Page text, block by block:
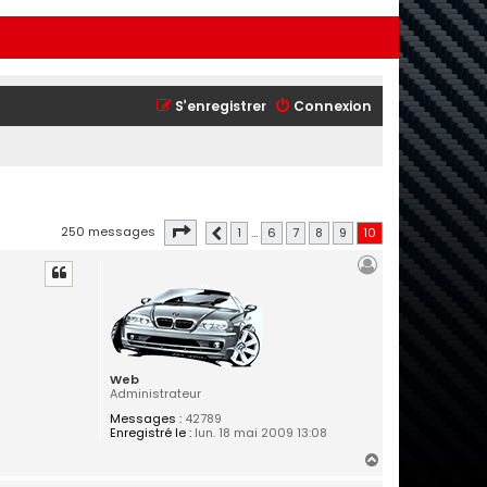
Connexion
S’enregistrer
250 messages Page 10 10
Précédente
1 … 6 7 8 9 10
Web
Administrateur
Messages :42789
Enregistré le :lun. 18 mai 2009 13:08